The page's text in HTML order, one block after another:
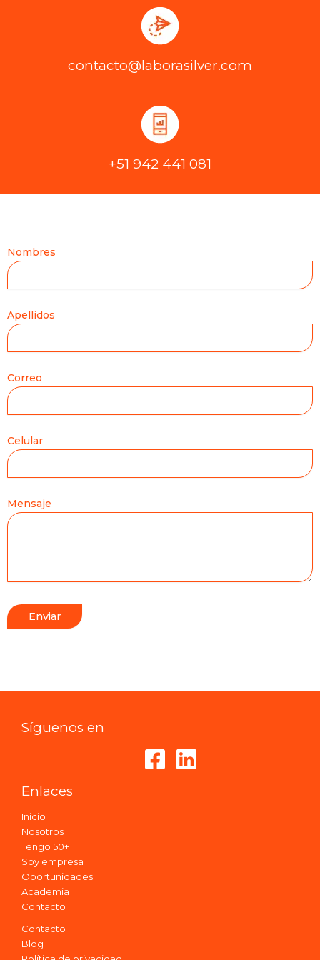
contacto@laborasilver.com
+51 942 441 081
Nombres
Apellidos
Correo
Celular
Mensaje
Síguenos en
Enlaces
Inicio
Nosotros
Tengo 50+
Soy empresa
Oportunidades
Academia
Contacto
Contacto
Blog